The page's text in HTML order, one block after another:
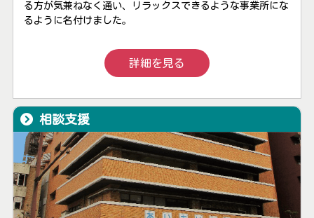
る方が気兼ねなく通い、リラックスできるような事業所にな
るように名付けました。
詳細を見る
相談支援